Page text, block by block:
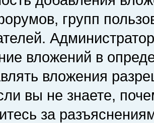
групп
вложений в
вложения
вы не знаете,
за